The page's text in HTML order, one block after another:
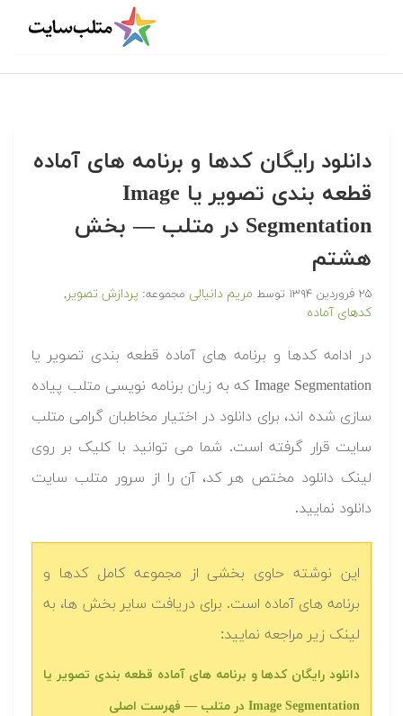
دانلود رایگان کدها و برنامه های آماده
قطعه بندی تصویر یا Image
Segmentation در متلب‬‬ — بخش
هشتم
۲۵ فروردین ۱۳۹۴ توسط مریم دانیالی مجموعه: پردازش تصویر,
کدهای آماده
‫در ادامه کدها و برنامه های آماده قطعه بندی تصویر یا
Image Segmentation که به زبان برنامه نویسی متلب پیاده
سازی شده اند، برای دانلود در اختیار مخاطبان گرامی متلب
سایت قرار گرفته است. شما می توانید با کلیک بر روی
لینک دانلود مختص هر کد، آن را از سرور متلب سایت
دانلود نمایید.‬
این نوشته حاوی بخشی از مجموعه کامل کدها و
برنامه های آماده است. برای دریافت سایر بخش ها، به
لینک زیر مراجعه نمایید:
دانلود رایگان کدها و برنامه های آماده قطعه بندی تصویر یا
Image Segmentation در متلب‬‬ — فهرست اصلی